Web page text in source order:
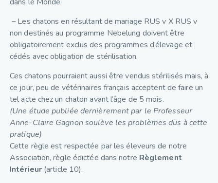
– Les chatons en résultant de mariage RUS v X RUS v
non destinés au programme Nebelung doivent être
obligatoirement exclus des programmes d’élevage et
cédés avec obligation de stérilisation.
Ces chatons pourraient aussi être vendus stérilisés mais, à
ce jour, peu de vétérinaires français acceptent de faire un
tel acte chez un chaton avant l’âge de 5 mois.
(Une étude publiée dernièrement par le Professeur
Anne-Claire Gagnon soulève les problèmes dus à cette
pratique)
Cette règle est respectée par les éleveurs de notre
Association, règle édictée dans notre Règlement
Intérieur(article 10).